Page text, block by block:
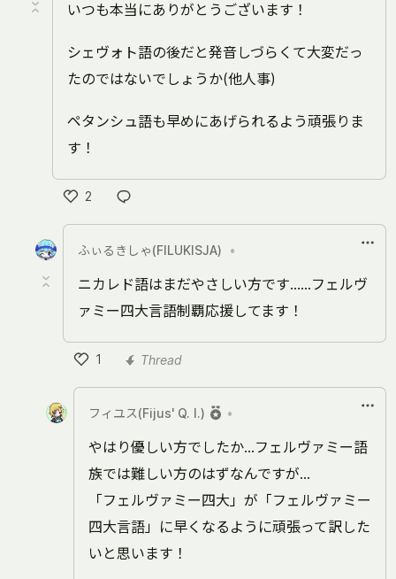
いつも本当にありがとうございます！
シェヴォト語の後だと発音しづらくて大変だっ
たのではないでしょうか(他人事)
ペタンシュ語も早めにあげられるよう頑張りま
す！
2
Like
ふぃるきしゃ(FILUKISJA)
•
ニカレド語はまだやさしい方です……フェルヴ
ァミー四大言語制覇応援してます！
1
Like
Thread
フィユス(Fijus' Q. I.) •
やはり優しい方でしたか…フェルヴァミー語
族では難しい方のはずなんですが…
「フェルヴァミー四大」が「フェルヴァミー
四大言語」に早くなるように頑張って訳した
いと思います！